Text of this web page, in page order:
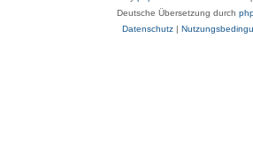
Deutsche Übersetzung durch
Datenschutz|